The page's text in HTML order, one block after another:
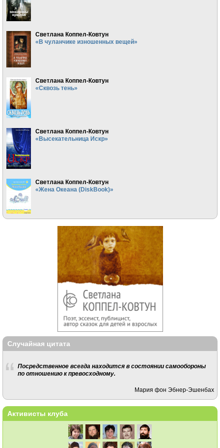
Светлана Коппел-Ковтун
«В чуланчике изношенных вещей»
Светлана Коппел-Ковтун
«Сквозь тень»
Светлана Коппел-Ковтун
«Высекательница Искр»
Светлана Коппел-Ковтун
«Жена Океана (DiskBook)»
Случайная цитата
Посредственное всегда находится в состоянии самообороны
по отношению к превосходному.
Мария фон Эбнер-Эшенбах
Активисты клуба